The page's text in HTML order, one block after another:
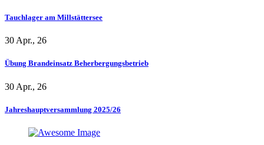
Tauchlager am Millstättersee
30 Apr., 26
Übung Brandeinsatz Beherbergungsbetrieb
30 Apr., 26
Jahreshauptversammlung 2025/26